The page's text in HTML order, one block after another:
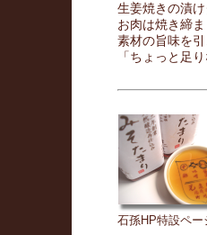
生姜焼きの漬
お肉は焼き締
素材の旨味を
「ちょっと足
石孫HP特設ペー